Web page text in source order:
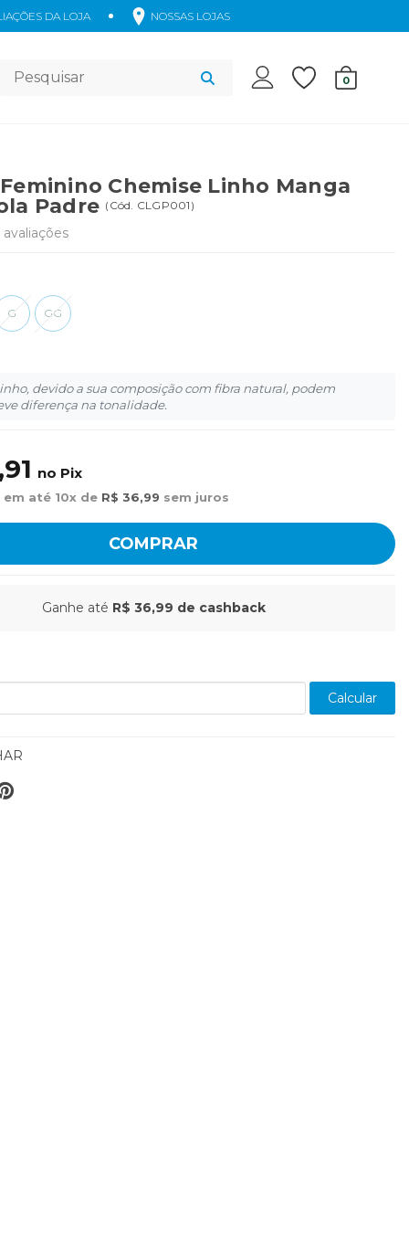
DA LOJA NOSSAS LOJAS
Acessórios 0
Chemise Linho Manga
Padre ( Cód. CLGP001 )
avaliações
G GG
devido a sua composição com fibra natural, podem
diferença na tonalidade.
no Pix
em até 10x de R$ 36,99 sem juros
COMPRAR
Ganhe até R$ 36,99 de cashback
Calcular